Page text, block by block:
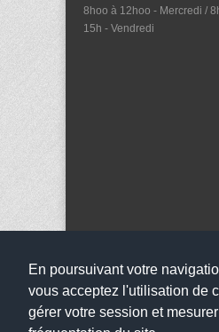
En poursuivant votre
vous acceptez l'utilisation de
gérer votre session et
8hoo à 12hoo - Mercredi /
15h - Vendredi